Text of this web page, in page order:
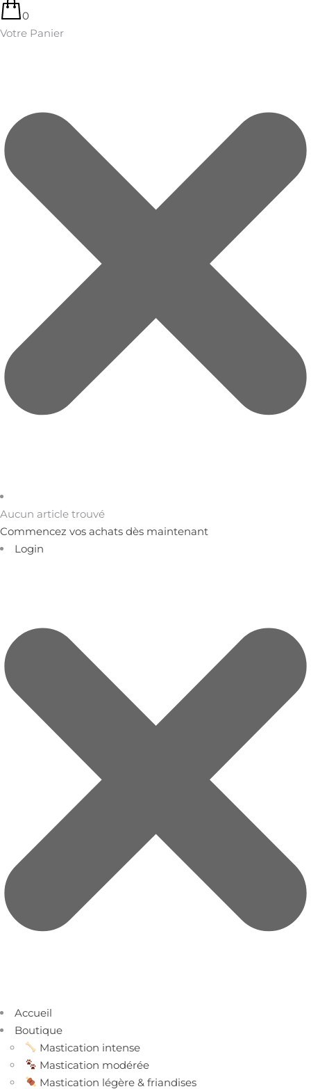
0
Votre Panier
Aucun article trouvé
Commencez vos achats dès maintenant
Login
Accueil
Boutique
Mastication intense
Mastication modérée
Mastication légère & friandises